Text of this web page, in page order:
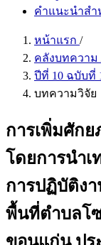
คำแนะนำสำ
หน้าแรก /
คลังบทความ
ปีที่ 10 ฉบับที่
บทความวิจัย
การเพิ่มศัก
โดยการนำ
การปฏิบัติง
พื้นที่ตำบลโ